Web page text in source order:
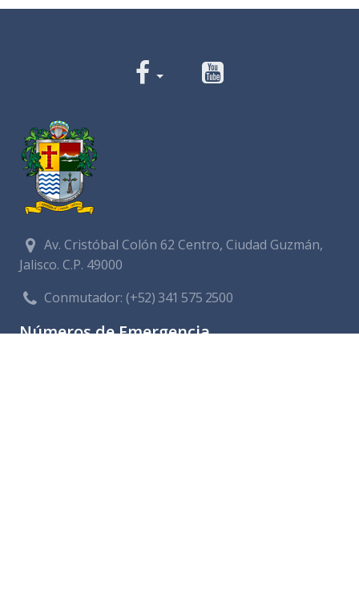
Av. Cristóbal Colón 62 Centro, Ciudad Guzmán,
Jalisco. C.P. 49000
Conmutador:(+52) 341 575 2500
Números de Emergencia